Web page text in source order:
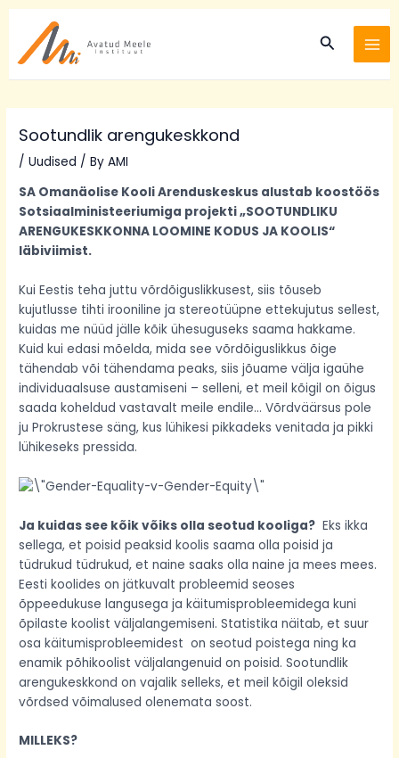
content
Search
Sootundlik arengukeskkond
/Uudised / ByAMI
SA Omanäolise Kooli Arenduskeskus alustab koostöös
Sotsiaalministeeriumiga projekti „SOOTUNDLIKU
ARENGUKESKKONNA LOOMINE KODUS JA KOOLIS“
läbiviimist.
Kui Eestis teha juttu võrdõiguslikkusest, siis tõuseb
kujutlusse tihti irooniline ja stereotüüpne ettekujutus sellest,
kuidas me nüüd jälle kõik ühesuguseks saama hakkame.
Kuid kui edasi mõelda, mida see võrdõiguslikkus õige
tähendab või tähendama peaks, siis jõuame välja igaühe
individuaalsuse austamiseni – selleni, et meil kõigil on õigus
saada koheldud vastavalt meile endile… Võrdväärsus pole
ju Prokrustese säng, kus lühikesi pikkadeks venitada ja pikki
lühikeseks pressida.
Ja kuidas see kõik võiks olla seotud kooliga? Eks ikka
sellega, et poisid peaksid koolis saama olla poisid ja
tüdrukud tüdrukud, et naine saaks olla naine ja mees mees.
Eesti koolides on jätkuvalt probleemid seoses
õppeedukuse langusega ja käitumisprobleemidega kuni
õpilaste koolist väljalangemiseni. Statistika näitab, et suur
osa käitumisprobleemidest on seotud poistega ning ka
enamik põhikoolist väljalangenuid on poisid. Sootundlik
arengukeskkond on vajalik selleks, et meil kõigil oleksid
võrdsed võimalused olenemata soost.
MILLEKS?
navigation